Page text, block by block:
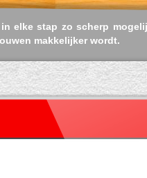
elke stap zo scherp
makkelijker wordt.